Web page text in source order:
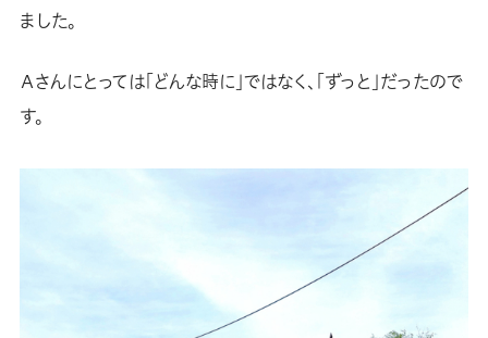
ました。
Ａさんにとっては「どんな時に」ではなく、「ずっと」だったので
す。